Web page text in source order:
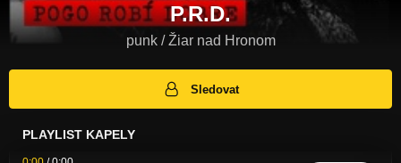
P.R.D.
punk / Žiar nad Hronom
Sledovat
PLAYLIST KAPELY